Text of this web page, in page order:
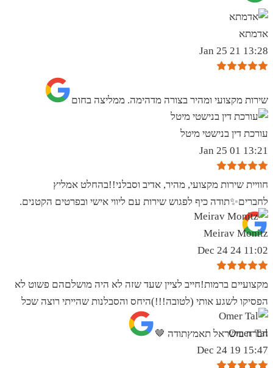
אדמתא
13:28 21 Jan 25
שירות מקצועי ומהיר בצורה מדהימה. ממליצה בחום
עורכת דין בנישטי מיטל
13:21 01 Jan 25
חוויית שירות מקצועי, מהיר, אדיב וסבלני!!בהחלט אמליץ
לחברים✨️תודה כיף לפגוש שירות עם ליווי אישי ובפרטים הקטנים.
Meirav Monitz
11:02 24 Dec 24
מקצועיים ברמות!חייב לציין שעד שזה לא היה מושלםהם פשוט לא
הפסיקו לשגע אותי (לטובה!!!)היחס והסבלנות שהייתי רוצה שכל
חברה בישראל תאמץתודה 🤎
Omer Tal
15:47 19 Dec 24